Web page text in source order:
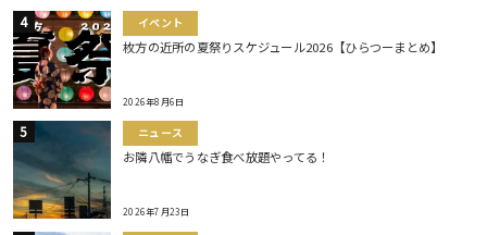
イベント
枚方の近所の夏祭りスケジュール2026【ひらつーまとめ】
2026年8月6日
ニュース
お隣八幡でうなぎ食べ放題やってる！
2026年7月23日